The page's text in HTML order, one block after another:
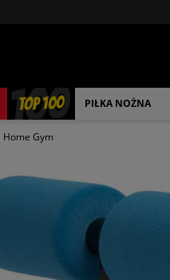
TOP 100 PIŁKA NOŻNA
Home Gym